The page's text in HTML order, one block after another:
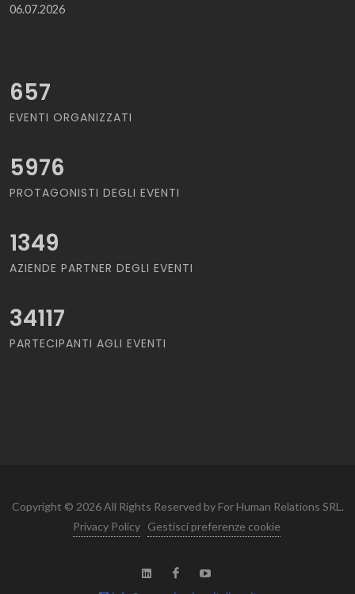
06.07.2026
657
EVENTI ORGANIZZATI
5976
PROTAGONISTI DEGLI EVENTI
1349
AZIENDE PARTNER DEGLI EVENTI
34117
PARTECIPANTI AGLI EVENTI
Copyright © 2026 All Rights Reserved by For Human Relations SRL.
Privacy Policy
Gestisci preferenze cookie